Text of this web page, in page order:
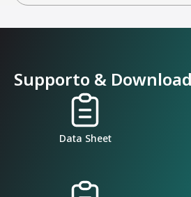
Supporto & Download
Data Sheet